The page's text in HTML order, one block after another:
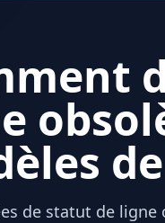
de statut de